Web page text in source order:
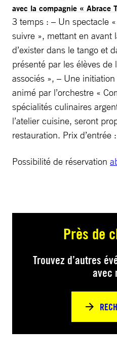
avec la compagnie « Abrace
3 temps : – Un spectacle
suivre », mettant en avant
d’exister dans le tango et
présenté par les élèves de
associés », – Une
animé par l’orchestre «
spécialités culinaires
l’atelier cuisine, seront
restauration. Prix d’entrée
Possibilité de réservation
Près de
Trouvez d’autres
avec